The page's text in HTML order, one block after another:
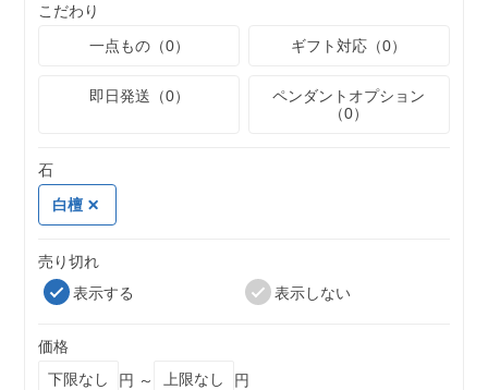
こだわり
一点もの（0）
ギフト対応（0）
即日発送（0）
ペンダントオプション
（0）
石
白檀
売り切れ
表示する
表示しない
価格
円 ～
円